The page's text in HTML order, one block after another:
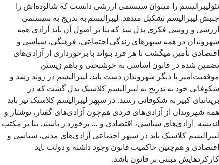
نئولیبرالیسم را میتوان سیستمی ارزشی دانست که شالوده‌اش را
جنبش لیبرالیسم تشکیل میدهد. لیبرالیسم به تدریج به سیستمی
ارزشی و روشی فکری بدل شد که بنا بر اصول آن باید آزادی همه
شهروندان در همه سپهر‌های زندگی اجتماعی، فرهنگی، سیاسی و
اقتصادی تأمین میگشت تا هر فرد بتواند با برخورداری از آزادی‌های
تضمین شده در قانون اساسی به خوشبختی و باهم زیستن
موفقیت‌آمیز با دیگر شهروندان دست یابد. لیبرالیسم در روند رشد و
شکوفائی خود به تدریج به لیبرالیسم کلاسیک بدل گشت که در
بریتانیای کبیر به شکوفائی رسید. در سپهر لیبرالیسم کلاسیک نیز باید
همه شهروندان از آزادی‌های فردی هم‌چون آزادی‌های گفتار، نوشتار و
اندیشه، آزادی‌های سیاسی، اقتصادی و … برخوردار باشند. بنا بر مکتب
لیبرالیسم کلاسیک باید در سپهر اجتماعی آزادی‌های مدنی، سیاسی و
اقتصادی و هم‌چنین حاکمیت قانون وجود داشته و دولت باید
کارکردهایش مبتنی بر قانون باشد.